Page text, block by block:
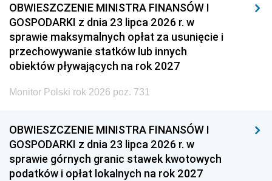
OBWIESZCZENIE MINISTRA FINANSÓW I
GOSPODARKI z dnia 23 lipca 2026 r. w
sprawie maksymalnych opłat za usunięcie i
przechowywanie statków lub innych
obiektów pływających na rok 2027
Monitor Polski rok 2026 poz. 731
OBWIESZCZENIE MINISTRA FINANSÓW I
GOSPODARKI z dnia 23 lipca 2026 r. w
sprawie górnych granic stawek kwotowych
podatków i opłat lokalnych na rok 2027